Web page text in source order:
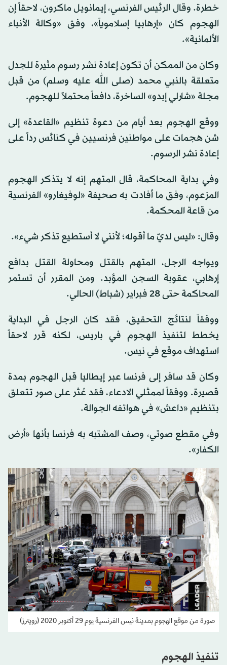
خطرة. وقال الرئيس الفرنسي، إيمانويل ماكرون، لاحقاً إن
الهجوم كان «إرهابيا إسلاموياً»، وفق «وكالة الأنباء
الألمانية».
وكان من الممكن أن تكون إعادة نشر رسوم مثيرة للجدل
متعلقة بالنبي محمد (صلى الله عليه وسلم) من قبل
مجلة «شارلي إبدو» الساخرة، دافعاً محتملاً للهجوم.
ووقع الهجوم بعد أيام من دعوة تنظيم «القاعدة» إلى
شن هجمات على مواطنين فرنسيين في كنائس رداً على
إعادة نشر الرسوم.
وفي بداية المحاكمة، قال المتهم إنه لا يتذكر الهجوم
المزعوم، وفق ما أفادت به صحيفة «لوفيغارو» الفرنسية
من قاعة المحكمة.
وقال: «ليس لديّ ما أقوله؛ لأنني لا أستطيع تذكر شيء».
ويواجه الرجل، المتهم بالقتل ومحاولة القتل بدافع
إرهابي، عقوبة السجن المؤبد. ومن المقرر أن تستمر
المحاكمة حتى 28 فبراير (شباط) الحالي.
ووفقاً لنتائج التحقيق، فقد كان الرجل في البداية
يخطط لتنفيذ الهجوم في باريس، لكنه قرر لاحقاً
استهداف موقع في نيس.
وكان قد سافر إلى فرنسا عبر إيطاليا قبل الهجوم بمدة
قصيرة. ووفقاً لممثلي الادعاء، فقد عُثر على صور تتعلق
بتنظيم «داعش» في هواتفه الجوالة.
وفي مقطع صوتي، وصف المشتبه به فرنسا بأنها «أرض
الكفار».
صورة من موقع الهجوم بمدينة نيس الفرنسية يوم 29 أكتوبر 2020 (رويترز)
تنفيذ الهجوم